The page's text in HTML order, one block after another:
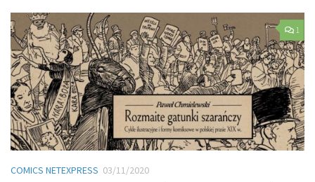
1
COMICS NETEXPRESS 03/11/2020